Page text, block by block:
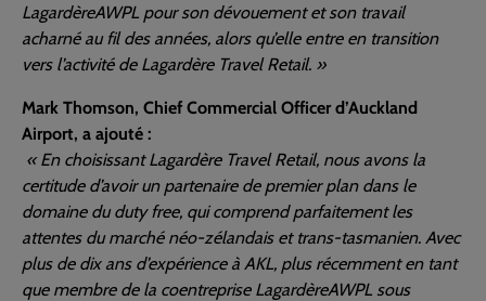
LagardèreAWPL pour son dévouement et son travail
acharné au fil des années, alors qu’elle entre en transition
vers l’activité de Lagardère Travel Retail. »
Mark Thomson, Chief Commercial Officer d’Auckland
Airport, a ajouté :
« En choisissant Lagardère Travel Retail, nous avons la
certitude d’avoir un partenaire de premier plan dans le
domaine du duty free, qui comprend parfaitement les
attentes du marché néo-zélandais et trans-tasmanien. Avec
plus de dix ans d’expérience à AKL, plus récemment en tant
que membre de la coentreprise LagardèreAWPL sous